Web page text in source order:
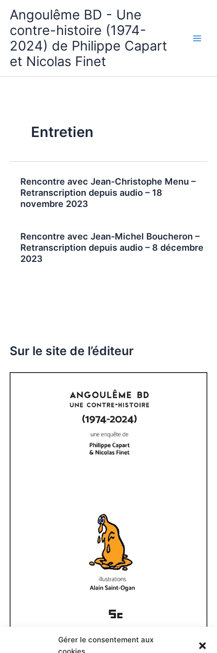
Gérer le consentement aux
contenu
Angoulême BD - Une
contre-histoire (1974-
2024) de Philippe Capart
et Nicolas Finet
Sur le site de l’éditeur
Entretien
Rencontre avec Jean-Christophe Menu –
Retranscription depuis audio – 18
novembre 2023
Rencontre avec Jean-Michel Boucheron –
Retranscription depuis audio – 8 décembre
2023